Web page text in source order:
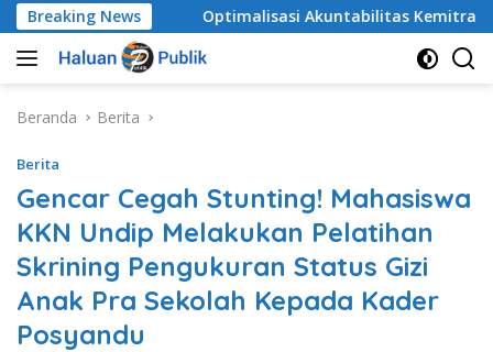
Langsung
ke
konten
Breaking News​Optimalisasi Akuntabilitas Kemitraan Media,
Beranda Berita
Berita
Gencar Cegah Stunting! Mahasiswa
KKN Undip Melakukan Pelatihan
Skrining Pengukuran Status Gizi
Anak Pra Sekolah Kepada Kader
Posyandu